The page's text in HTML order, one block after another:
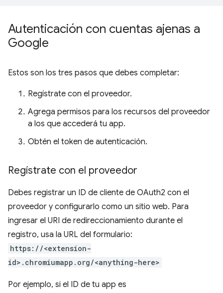
Autenticación con cuentas ajenas a
Google
Estos son los tres pasos que debes completar:
Regístrate con el proveedor.
Agrega permisos para los recursos del proveedor
a los que accederá tu app.
Obtén el token de autenticación.
Regístrate con el proveedor
Debes registrar un ID de cliente de OAuth2 con el
proveedor y configurarlo como un sitio web. Para
ingresar el URI de redireccionamiento durante el
registro, usa la URL del formulario:
https://<extension-
id>.chromiumapp.org/<anything-here>
Por ejemplo, si el ID de tu app es